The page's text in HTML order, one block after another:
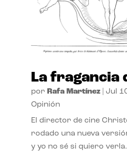
La fragancia
por Rafa Martínez| Jul
Opinión
El director de cine
rodado una nueva
y yo no sé si quiero